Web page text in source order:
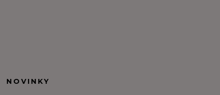
NOVINKY